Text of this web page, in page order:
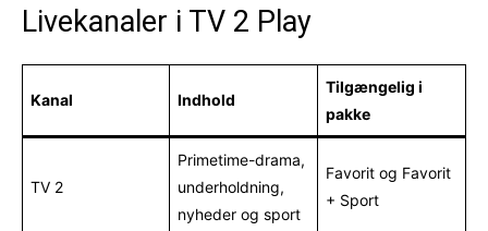
Livekanaler i TV 2 Play
Kanal Indhold
Tilgængelig i
pakke
TV 2
Primetime-drama,
underholdning,
nyheder og sport
Favorit og Favorit
+ Sport